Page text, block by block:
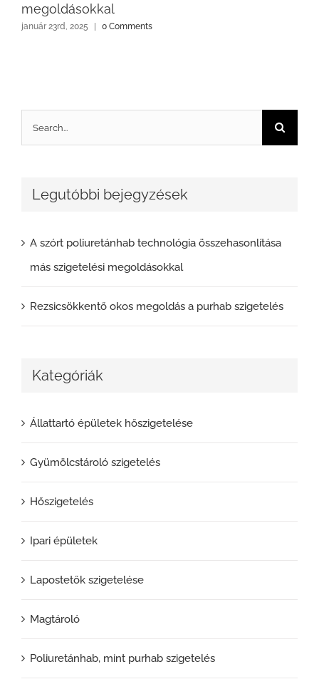
megoldásokkal
január 23rd, 2025 0 Comments
for:
Legutóbbi bejegyzések
A szórt poliuretánhab technológia összehasonlítása
más szigetelési megoldásokkal
Rezsicsökkentő okos megoldás a purhab szigetelés
Kategóriák
Állattartó épületek hőszigetelése
Gyümölcstároló szigetelés
Hőszigetelés
Ipari épületek
Lapostetők szigetelése
Magtároló
Poliuretánhab, mint purhab szigetelés